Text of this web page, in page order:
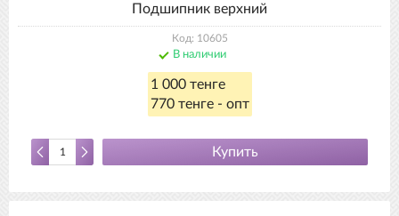
Подшипник верхний
Код: 10605
В наличии
1 000 тенге
770 тенге - опт
Купить